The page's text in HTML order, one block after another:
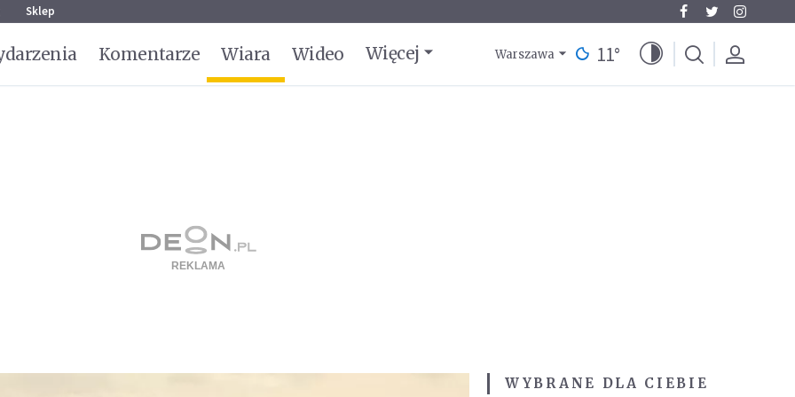
Sklep
Komentarze Wiara Wideo Więcej Warszawa 11°
WYBRANE DLA CIEBIE